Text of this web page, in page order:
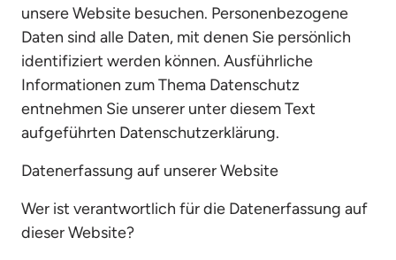
unsere Website besuchen. Personenbezogene
Daten sind alle Daten, mit denen Sie persönlich
identifiziert werden können. Ausführliche
Informationen zum Thema Datenschutz
entnehmen Sie unserer unter diesem Text
aufgeführten Datenschutzerklärung.
Datenerfassung auf unserer Website
Wer ist verantwortlich für die Datenerfassung auf
dieser Website?